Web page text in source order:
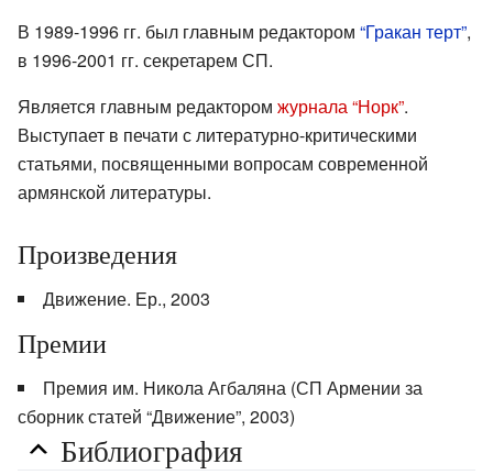
В 1989-1996 гг. был главным редактором “Гракан терт”,
в 1996-2001 гг. секретарем СП.
Является главным редактором журнала “Норк”.
Выступает в печати с литературно-критическими
статьями, посвященными вопросам современной
армянской литературы.
Произведения
Движение. Ер., 2003
Премии
Премия им. Никола Агбаляна (СП Армении за
сборник статей “Движение”, 2003)
Библиография